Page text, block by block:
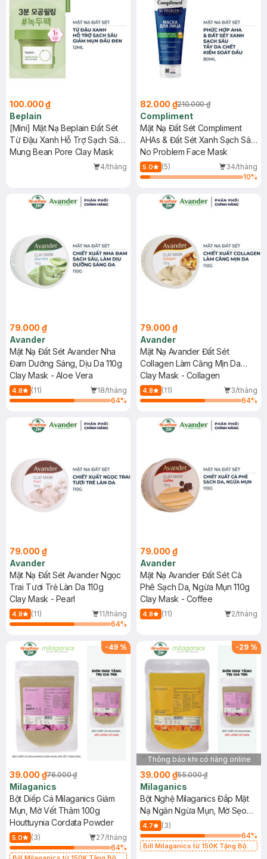
100.000 ₫
Beplain
[Mini] Mặt Nạ Beplain Đất Sét
Từ Đậu Xanh Hỗ Trợ Sạch Sâu
12ml
Mung Bean Pore Clay Mask
4/tháng
82.000 ₫210.000 ₫
Compliment
Mặt Nạ Đất Sét Compliment
AHAs & Đất Sét Xanh Sạch Sâu
80ml
No Problem Face Mask
5.0 (5)
34/tháng
10%
79.000 ₫
Avander
Mặt Nạ Đất Sét Avander Nha
Đam Dưỡng Sáng, Dịu Da 110g
Clay Mask - Aloe Vera
4.8 (11)
18/tháng
64%
79.000 ₫
Avander
Mặt Nạ Avander Đất Sét
Collagen Làm Căng Mịn Da
110g
Clay Mask - Collagen
4.8 (11)
3/tháng
64%
79.000 ₫
Avander
Mặt Nạ Đất Sét Avander Ngọc
Trai Tươi Trẻ Làn Da 110g
Clay Mask - Pearl
4.8 (11)
11/tháng
64%
79.000 ₫
Avander
Mặt Nạ Avander Đất Sét Cà
Phê Sạch Da, Ngừa Mụn 110g
Clay Mask - Coffee
4.8 (11) 2/tháng
-49 %
39.000 ₫76.000 ₫
Milaganics
Bột Diếp Cá Milaganics Giảm
Mụn, Mờ Vết Thâm 100g
Houttuynia Cordata Powder
5.0 (3)
27/tháng
64%
-29 %
Thông báo khi có hàng online
39.000 ₫55.000 ₫
Milaganics
Bột Nghệ Milaganics Đắp Mặt
Nạ Ngăn Ngừa Mụn, Mờ Sẹo
100g
4.7
(3)
64%
Bill Milaganics từ 150K Tặng Bột